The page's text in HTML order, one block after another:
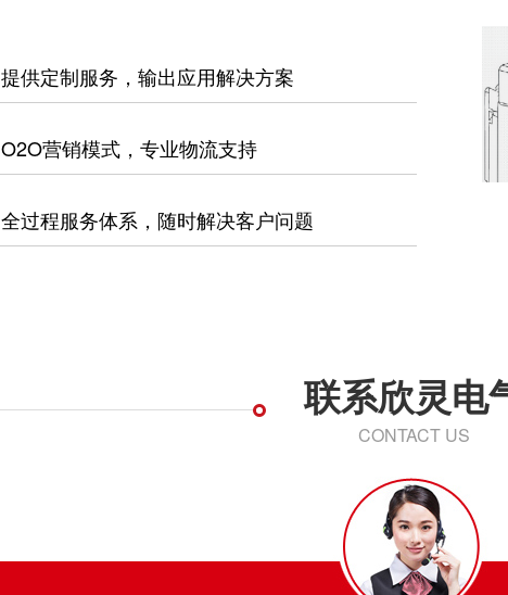
提供定制服务，输出应用解决方案
O2O营销模式，专业物流支持
全过程服务体系，随时解决客户问题
联系欣灵电
CONTACT US